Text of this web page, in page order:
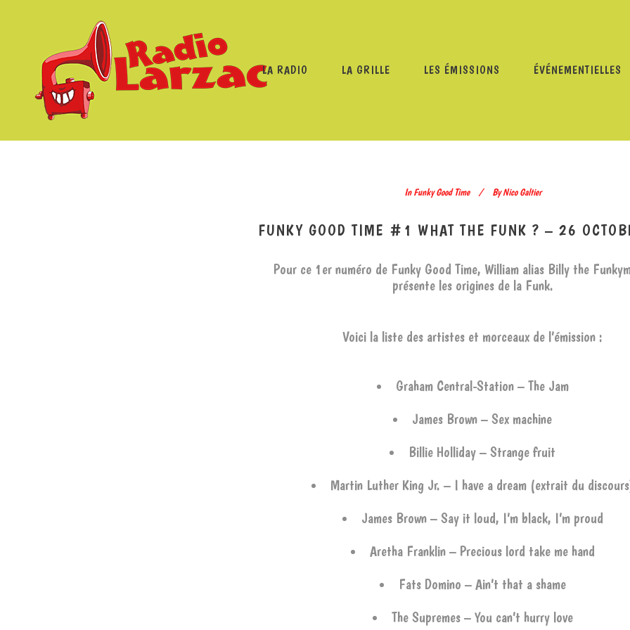
LA RADIO LA GRILLE LES ÉMISSIONS ÉVÉNEMENTIELLES
In Funky Good Time By Nico Galtier
FUNKY GOOD TIME #1 WHAT THE FUNK ? – 26
Pour ce 1er numéro de Funky Good Time, William alias Billy the
présente les origines de la Funk.
Voici la liste des artistes et morceaux de l’émission :
Graham Central-Station – The Jam
James Brown – Sex machine
Billie Holliday – Strange fruit
Martin Luther King Jr. – I have a dream (extrait du
James Brown – Say it loud, I’m black, I’m proud
Aretha Franklin – Precious lord take me hand
Fats Domino – Ain’t that a shame
The Supremes – You can’t hurry love